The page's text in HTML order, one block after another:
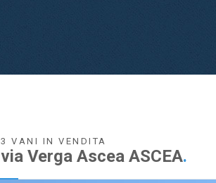
3 VANI IN VENDITA
via Verga Ascea ASCEA.